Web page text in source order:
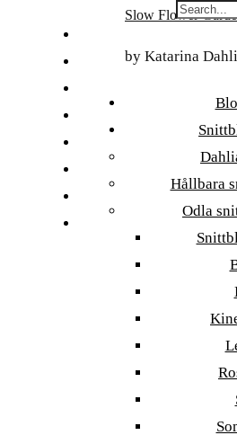
Slow Flower
by Katarina
Hållbara
Odla